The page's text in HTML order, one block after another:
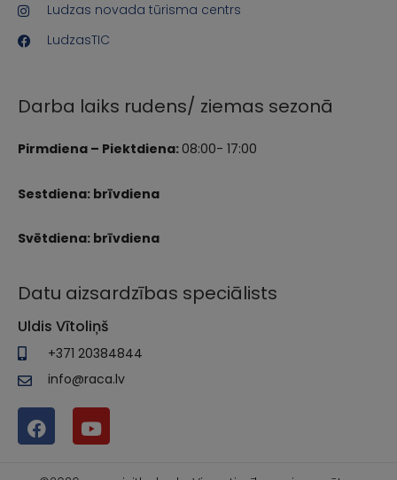
Ludzas novada tūrisma centrs
LudzasTIC
Darba laiks rudens/ ziemas sezonā
Pirmdiena – Piektdiena:08:00- 17:00
Sestdiena: brīvdiena
Svētdiena: brīvdiena
Datu aizsardzības speciālists
Uldis Vītoliņš
+371 20384844
info@raca.lv